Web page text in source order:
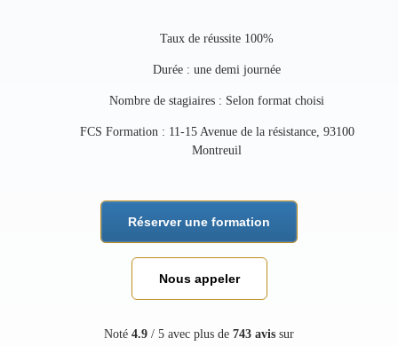
Taux de réussite 100%
Durée : une demi journée
Nombre de stagiaires : Selon format choisi
FCS Formation : 11-15 Avenue de la résistance, 93100
Montreuil
Réserver une formation
Nous appeler
Noté 4.9 / 5 avec plus de 743 avis sur